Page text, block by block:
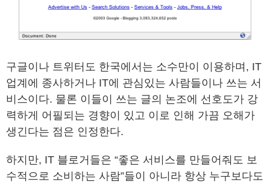
구글이나 트위터도 한국에서는 소수만이 이용하며, IT
업계에 종사하거나 IT에 관심있는 사람들이나 쓰는 서
비스이다. 물론 이들이 쓰는 글의 논조에 선호도가 강
력하게 어필되는 경향이 있고 이로 인해 가끔 오해가
생긴다는 점은 인정한다.
하지만, IT 블로거들은 “좋은 서비스를 만들어줘도 보
수적으로 소비하는 사람”들이 아니라 항상 누구보다도